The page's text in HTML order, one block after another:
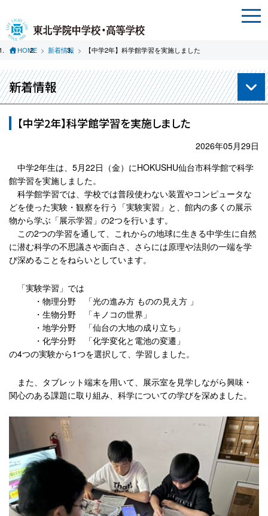
HOME 新着情報 【中学2年】科学館学習を実施しました
新着情報
【中学2年】科学館学習を実施しました
2026年05月29日
中学2年生は、5月22日（金）にHOKUSHU仙台市科学館で科学
館学習を実施しました。
科学館学習では、学校では普段使わない装置やコンピュータな
どを使った実験・観察を行う「実験実習」と、館内の多くの展示
物から学ぶ「展示学習」の2つを行います。
この2つの学習を通して、これからの地球に生きる中学生に自然
に潜む科学の不思議さや面白さ、さらには原理や法則の一端を学
び深めることをねらいとしています。
「実験学習」では
・物理分野 「光の進み方 ものの見え方 」
・生物分野 「キノコの世界」
・地学分野 「仙台の大地の成り立ち」
・化学分野 「化学変化と電池の変遷」
の4つの実験から1つを選択して、学習しました。
また、タブレット端末を用いて、展示室を見学しながら興味・
関心のある課題に取り組み、科学についての学びを深めました。